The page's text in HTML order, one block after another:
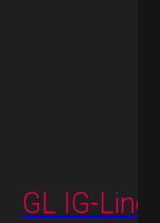
GL IG-Line